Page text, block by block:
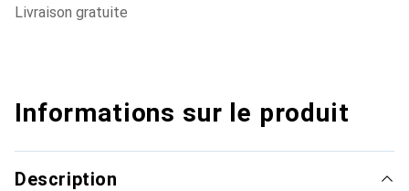
livraison gratuite
Informations sur le produit
Description